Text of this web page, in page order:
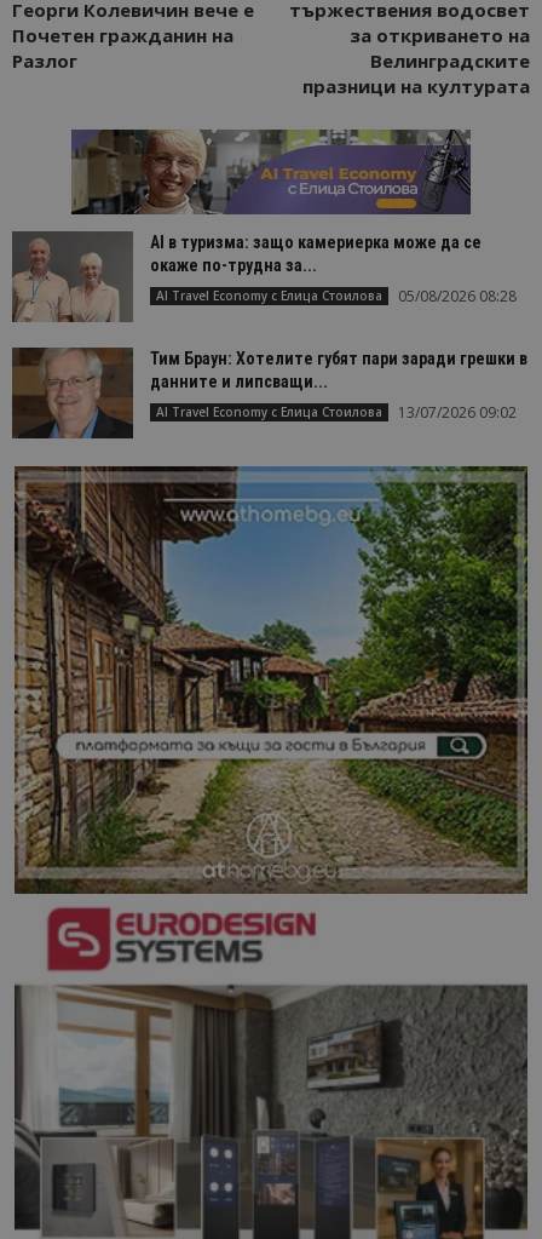
Георги Колевичин вече е
Почетен гражданин на
Разлог
тържествения водосвет
за откриването на
Велинградските
празници на културата
AI в туризма: защо камериерка може да се
окаже по-трудна за...
AI Travel Economy с Елица Стоилова 05/08/2026 08:28
Тим Браун: Хотелите губят пари заради грешки в
данните и липсващи...
AI Travel Economy с Елица Стоилова 13/07/2026 09:02